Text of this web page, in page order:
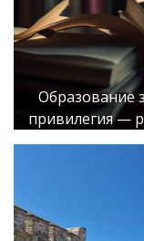
Образование
привилегия —